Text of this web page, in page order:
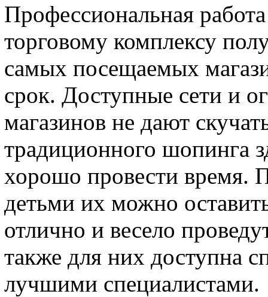
Профессиональная
торговому комплексу
самых посещаемых
срок. Доступные сети и
магазинов не дают
традиционного шопинга
хорошо провести время.
детьми их можно
отлично и весело
также для них доступна
лучшими специалистами.